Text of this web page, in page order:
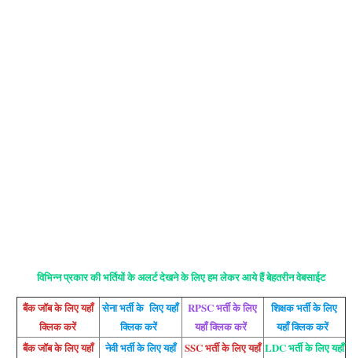
विभिन्न प्रकार की भर्तियों के अलर्ट देखने के लिए हम लेकर आये हैं बेहतरीन वेबसाईट
बैंक जॉब के लिए यहाँ
क्लिक करें
सेना भर्ती के लिए यहाँ
क्लिक करें
RPSC भर्ती के लिए
यहाँ क्लिक करें
शिक्षक भर्ती के लिए
यहाँ क्लिक करें
बैंक जॉब के लिए यहाँ
नेवी भर्ती के लिए यहाँ
SSC भर्ती के लिए यहाँ LDC भर्ती के लिए यहाँ